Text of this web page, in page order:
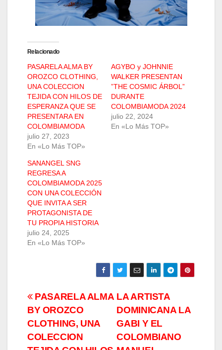
Relacionado
PASARELA ALMA BY
OROZCO CLOTHING,
UNA COLECCION
TEJIDA CON HILOS DE
ESPERANZA QUE SE
PRESENTARA EN
COLOMBIAMODA
julio 27, 2023
En «Lo Más TOP»
AGYBO y JOHNNIE
WALKER PRESENTAN
”THE COSMIC ÁRBOL”
DURANTE
COLOMBIAMODA 2024
julio 22, 2024
En «Lo Más TOP»
SANANGEL SNG
REGRESA A
COLOMBIAMODA 2025
CON UNA COLECCIÓN
QUE INVITA A SER
PROTAGONISTA DE
TU PROPIA HISTORIA
julio 24, 2025
En «Lo Más TOP»
Navegación
de
entradas
LA ARTISTA
DOMINICANA LA
GABI Y EL
COLOMBIANO
PASARELA ALMA
BY OROZCO
CLOTHING, UNA
COLECCION